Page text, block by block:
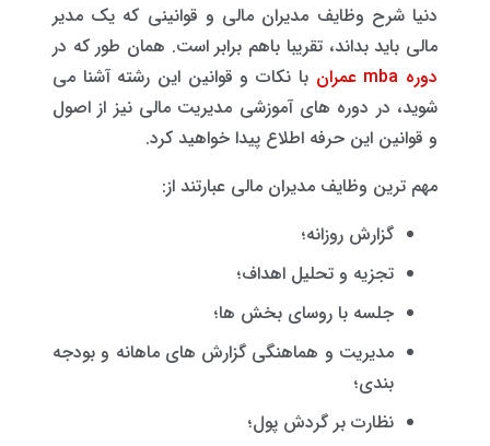
دنیا شرح وظایف مدیران مالی و قوانینی که یک مدیر
مالی باید بداند، تقریبا باهم برابر است. همان طور که در
دوره mba عمران
با نکات و قوانین این رشته آشنا می
شوید، در دوره های آموزشی مدیریت مالی نیز از اصول
و قوانین این حرفه اطلاع پیدا خواهید کرد.
مهم ترین وظایف مدیران مالی عبارتند از:
گزارش روزانه؛
تجزیه و تحلیل اهداف؛
جلسه با روسای بخش ‌ها؛
مدیریت و هماهنگی گزارش‌ های ماهانه و بودجه
بندی؛
نظارت بر گردش پول؛